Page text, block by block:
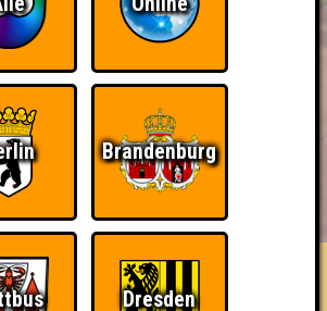
RESERVIERUNG
FAQ ÜBER UNS
richtig, die Frage war
Brandenburg
Dresden